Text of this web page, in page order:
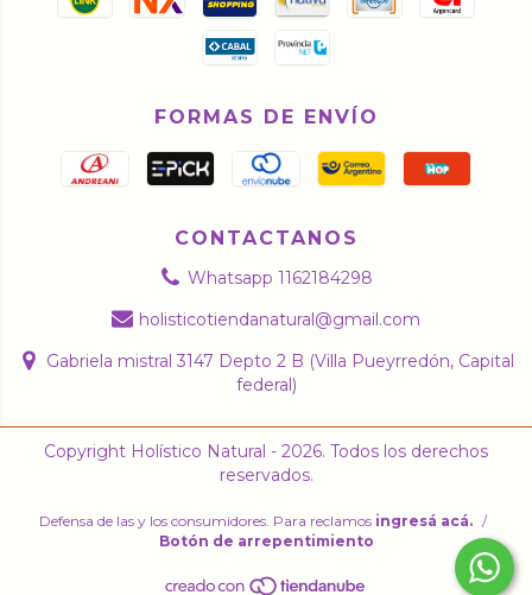
FORMAS DE ENVÍO
CONTACTANOS
Whatsapp 1162184298
holisticotiendanatural@gmail.com
Gabriela mistral 3147 Depto 2 B (Villa Pueyrredón, Capital
federal)
Copyright Holístico Natural - 2026. Todos los derechos
reservados.
Defensa de las y los consumidores. Para reclamos ingresá acá. /
Botón de arrepentimiento